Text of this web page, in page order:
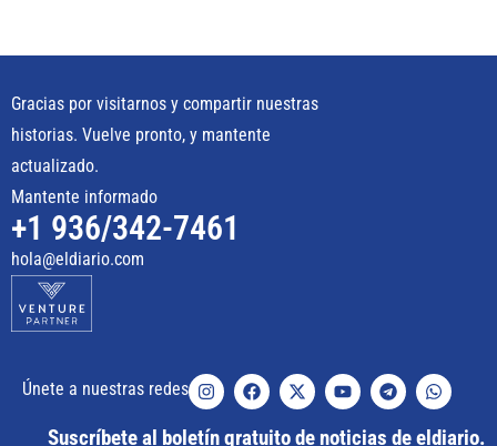
Gracias por visitarnos y compartir nuestras
historias. Vuelve pronto, y mantente
actualizado.
Mantente informado
+1 936/342-7461
hola@eldiario.com
Únete a nuestras redes
Suscríbete al boletín gratuito de noticias de eldiario.